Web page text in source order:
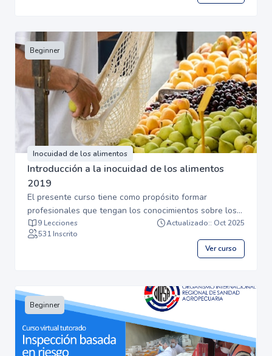
Beginner
Inocuidad de los alimentos
Introducción a la inocuidad de los alimentos
2019
El presente curso tiene como propósito formar
profesionales que tengan los conocimientos sobre los
conceptos básicos y uniformizados, relacionados con la
inocuidad de los alimentos, de manera que se les
facilite la comprensión e integración de los conceptos y
desde la producción primaria al consumidor. Image
Designed by Freepik
9 Lecciones
Actualizado:: Oct 2025
531 Inscrito
Ver curso
Beginner